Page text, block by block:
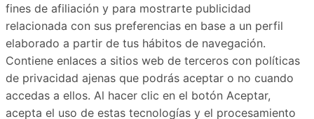
fines de afiliación y para mostrarte publicidad
relacionada con sus preferencias en base a un perfil
elaborado a partir de tus hábitos de navegación.
Contiene enlaces a sitios web de terceros con políticas
de privacidad ajenas que podrás aceptar o no cuando
accedas a ellos. Al hacer clic en el botón Aceptar,
acepta el uso de estas tecnologías y el procesamiento